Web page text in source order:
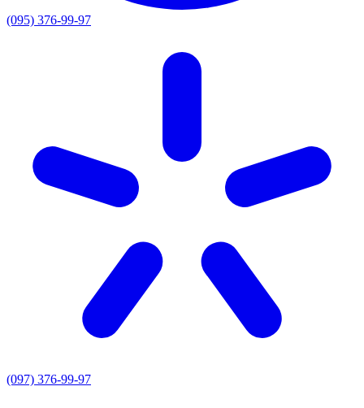
(095) 376-99-97
(097) 376-99-97